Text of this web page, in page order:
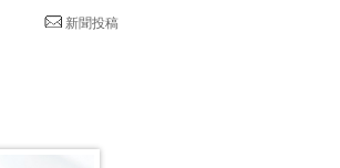
新聞投稿